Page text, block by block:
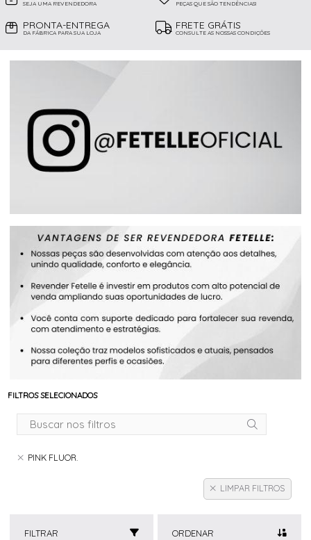
SEJA UMA REVENDEDORA PEÇAS QUE SÃO TENDÊNCIAS!
PRONTA-ENTREGA
DA FÁBRICA PARA SUA LOJA
FRETE GRÁTIS
CONSULTE AS NOSSAS CONDIÇÕES
FILTROS SELECIONADOS
PINK FLUOR.
LIMPAR FILTROS
FILTRAR ORDENAR